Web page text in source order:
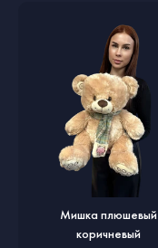
Мишка плюшевый
коричневый